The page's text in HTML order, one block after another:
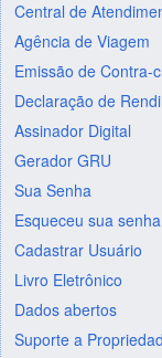
Central de
Agência de Viagem
Emissão de Contra-
Declaração de
Assinador Digital
Gerador GRU
Sua Senha
Esqueceu sua
Cadastrar Usuário
Livro Eletrônico
Dados abertos
Suporte a